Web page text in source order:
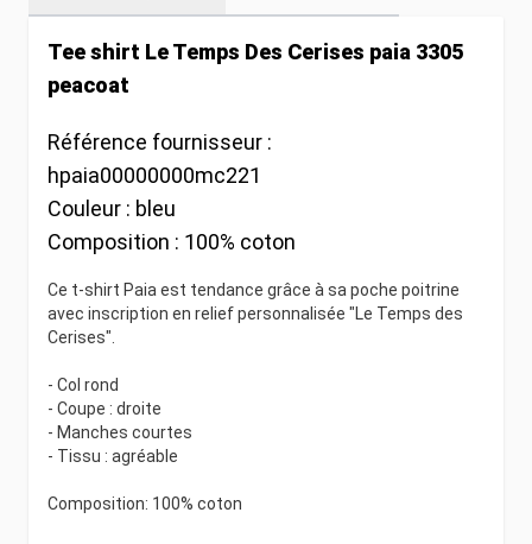
Tee shirt Le Temps Des Cerises paia 3305
peacoat
Référence fournisseur :
hpaia00000000mc221
Couleur : bleu
Composition : 100% coton
Ce t-shirt Paia est tendance grâce à sa poche poitrine
avec inscription en relief personnalisée "Le Temps des
Cerises".
- Col rond
- Coupe : droite
- Manches courtes
- Tissu : agréable
Composition: 100% coton